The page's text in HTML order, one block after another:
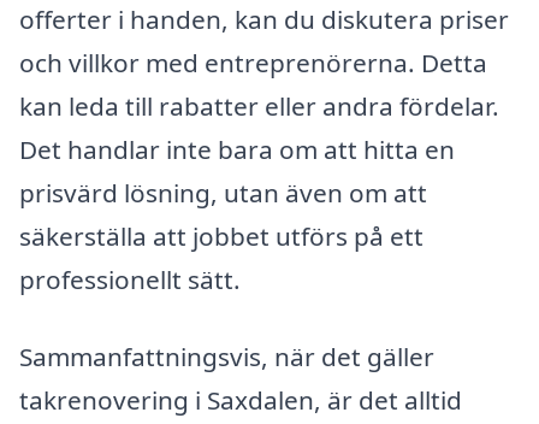
offerter i handen, kan du diskutera priser
och villkor med entreprenörerna. Detta
kan leda till rabatter eller andra fördelar.
Det handlar inte bara om att hitta en
prisvärd lösning, utan även om att
säkerställa att jobbet utförs på ett
professionellt sätt.
Sammanfattningsvis, när det gäller
takrenovering i Saxdalen, är det alltid